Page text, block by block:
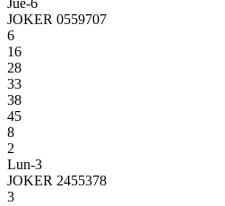
JOKER 0559707
6
16
28
33
38
45
8
2
Lun-3
JOKER 2455378
3